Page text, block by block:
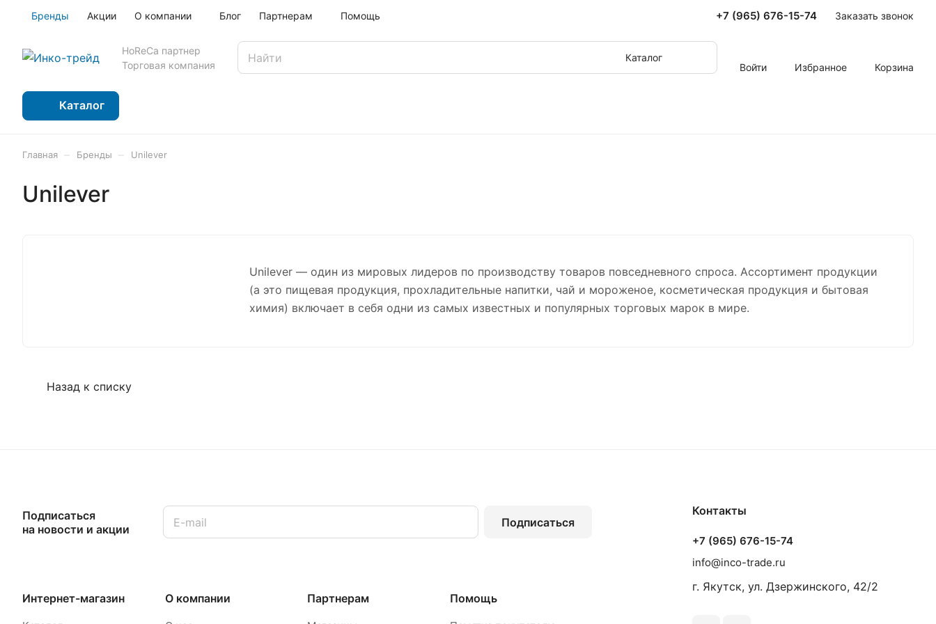
Бренды Акции О компании Блог Партнерам Помощь +7 (965) 676-15-74 Заказать звонок
HoReCa партнер
Торговая компания
Каталог
Войти
Избранное Корзина
Каталог
Главная Бренды Unilever
Unilever
Unilever — один из мировых лидеров по производству товаров повседневного спроса. Ассортимент продукции
(а это пищевая продукция, прохладительные напитки, чай и мороженое, косметическая продукция и бытовая
химия) включает в себя одни из самых известных и популярных торговых марок в мире.
Назад к списку
Подписаться
на новости и акции
Подписаться
Интернет-магазин О компании Партнерам Помощь
Контакты
+7 (965) 676-15-74
info@inco-trade.ru
г. Якутск, ул. Дзержинского, 42/2